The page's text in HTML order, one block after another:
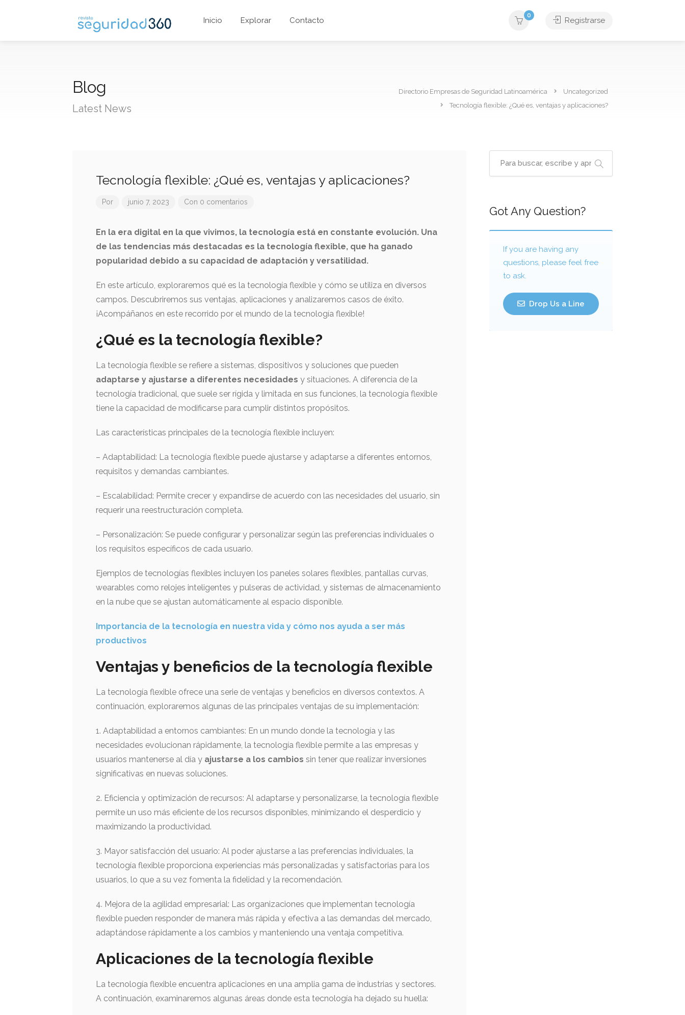
Inicio Explorar Contacto
0
Registrarse
Blog
Latest News
Directorio Empresas de Seguridad Latinoamérica
Uncategorized
Tecnología flexible: ¿Qué es, ventajas y aplicaciones?
Tecnología flexible: ¿Qué es, ventajas y aplicaciones?
Por junio 7, 2023 Con 0 comentarios
En la era digital en la que vivimos, la tecnología está en constante evolución. Una
de las tendencias más destacadas es la tecnología flexible, que ha ganado
popularidad debido a su capacidad de adaptación y versatilidad.
En este artículo, exploraremos qué es la tecnología flexible y cómo se utiliza en diversos
campos. Descubriremos sus ventajas, aplicaciones y analizaremos casos de éxito.
¡Acompáñanos en este recorrido por el mundo de la tecnología flexible!
¿Qué es la tecnología flexible?
La tecnología flexible se refiere a sistemas, dispositivos y soluciones que pueden
adaptarse y ajustarse a diferentes necesidades y situaciones. A diferencia de la
tecnología tradicional, que suele ser rígida y limitada en sus funciones, la tecnología flexible
tiene la capacidad de modificarse para cumplir distintos propósitos.
Las características principales de la tecnología flexible incluyen:
– Adaptabilidad: La tecnología flexible puede ajustarse y adaptarse a diferentes entornos,
requisitos y demandas cambiantes.
– Escalabilidad: Permite crecer y expandirse de acuerdo con las necesidades del usuario, sin
requerir una reestructuración completa.
– Personalización: Se puede configurar y personalizar según las preferencias individuales o
los requisitos específicos de cada usuario.
Ejemplos de tecnologías flexibles incluyen los paneles solares flexibles, pantallas curvas,
wearables como relojes inteligentes y pulseras de actividad, y sistemas de almacenamiento
en la nube que se ajustan automáticamente al espacio disponible.
Importancia de la tecnología en nuestra vida y cómo nos ayuda a ser más
productivos
Ventajas y beneficios de la tecnología flexible
La tecnología flexible ofrece una serie de ventajas y beneficios en diversos contextos. A
continuación, exploraremos algunas de las principales ventajas de su implementación:
1. Adaptabilidad a entornos cambiantes: En un mundo donde la tecnología y las
necesidades evolucionan rápidamente, la tecnología flexible permite a las empresas y
usuarios mantenerse al día y ajustarse a los cambios sin tener que realizar inversiones
significativas en nuevas soluciones.
2. Eficiencia y optimización de recursos: Al adaptarse y personalizarse, la tecnología flexible
permite un uso más eficiente de los recursos disponibles, minimizando el desperdicio y
maximizando la productividad.
3. Mayor satisfacción del usuario: Al poder ajustarse a las preferencias individuales, la
tecnología flexible proporciona experiencias más personalizadas y satisfactorias para los
usuarios, lo que a su vez fomenta la fidelidad y la recomendación.
4. Mejora de la agilidad empresarial: Las organizaciones que implementan tecnología
flexible pueden responder de manera más rápida y efectiva a las demandas del mercado,
adaptándose rápidamente a los cambios y manteniendo una ventaja competitiva.
Aplicaciones de la tecnología flexible
La tecnología flexible encuentra aplicaciones en una amplia gama de industrias y sectores.
A continuación, examinaremos algunas áreas donde esta tecnología ha dejado su huella:
Got Any Question?
If you are having any
questions, please feel free
to ask.
Drop Us a Line